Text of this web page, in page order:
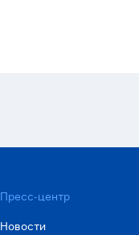
Пресс-центр
Новости